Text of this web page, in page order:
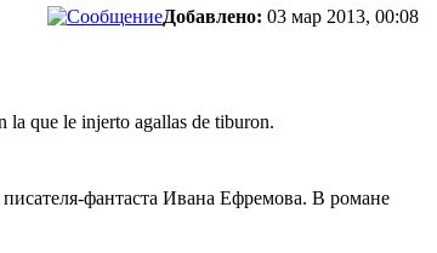
Добавлено: 03 мар 2013, 00:08
la que le injerto agallas de tiburon.
фантаста Ивана Ефремова. В романе